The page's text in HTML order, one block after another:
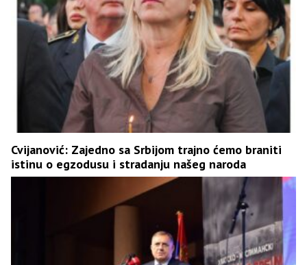
Cvijanović: Zajedno sa Srbijom trajno ćemo braniti
istinu o egzodusu i stradanju našeg naroda